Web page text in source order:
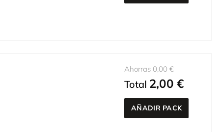
Ahorras 0,00 €
Total 2,00 €
AÑADIR PACK